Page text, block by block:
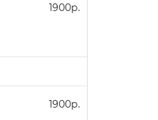
1900р.
1900р.